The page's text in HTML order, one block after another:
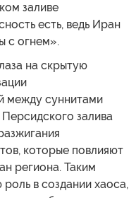
заливе
есть, ведь Иран
с огнем».
на скрытую
между суннитами
залива
которые повлияют
региона. Таким
в создании хаоса,